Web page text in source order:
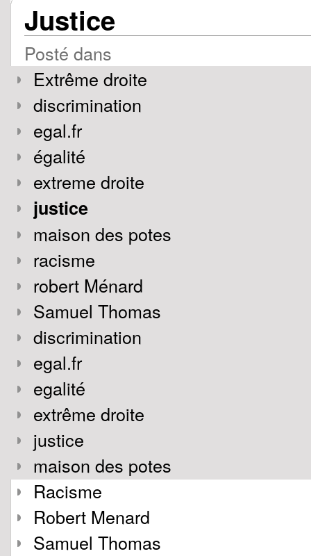
Justice
Posté dans
Extrême droite
discrimination
egal.fr
égalité
extreme droite
justice
maison des potes
racisme
robert Ménard
Samuel Thomas
discrimination
egal.fr
egalité
extrême droite
justice
maison des potes
Racisme
Robert Menard
Samuel Thomas